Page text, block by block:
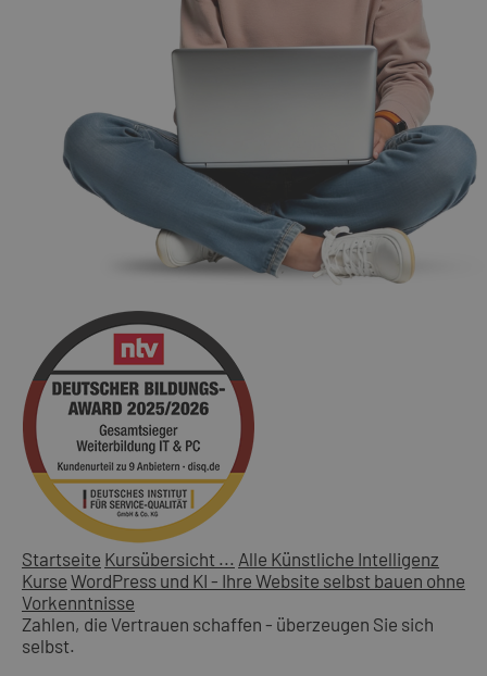
Startseite Kursübersicht ... Alle Künstliche Intelligenz
Kurse WordPress und KI - Ihre Website selbst bauen ohne
Vorkenntnisse
Zahlen, die Vertrauen schaffen - überzeugen Sie sich
selbst.